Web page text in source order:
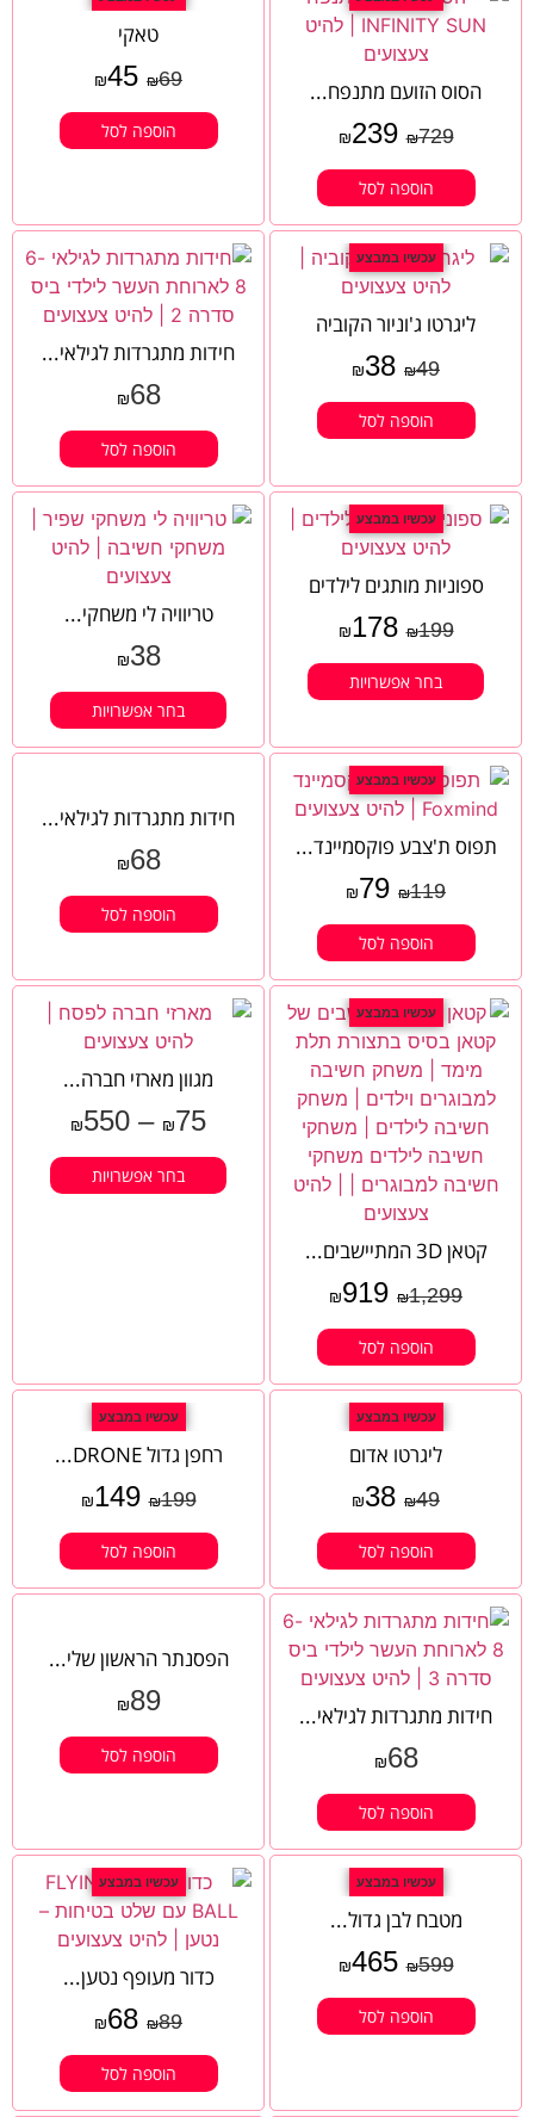
הסוס הזועם מתנפח...
₪729
₪239
הוספה לסל
טאקי
₪69
₪45
הוספה לסל
עכשיו במבצע
ליגרטו ג'וניור הקוביה
₪49
₪38
הוספה לסל
חידות מתגרדות לגילאי...
₪68
הוספה לסל
עכשיו במבצע
ספוניות מותגים לילדים
₪199
₪178
בחר אפשרויות
טריוויה לי משחקי...
₪38
בחר אפשרויות
עכשיו במבצע
תפוס ת'צבע פוקסמיינד...
₪119
₪79
הוספה לסל
חידות מתגרדות לגילאי...
₪68
הוספה לסל
עכשיו במבצע
קטאן 3D המתיישבים...
₪1,299
₪919
הוספה לסל
מגוון מארזי חברה...
₪75
–
₪550
בחר אפשרויות
עכשיו במבצע
ליגרטו אדום
₪49
₪38
הוספה לסל
עכשיו במבצע
רחפן גדול DRONE...
₪199
₪149
הוספה לסל
חידות מתגרדות לגילאי...
₪68
הוספה לסל
הפסנתר הראשון שלי...
₪89
הוספה לסל
עכשיו במבצע
מטבח לבן גדול...
₪599
₪465
הוספה לסל
עכשיו במבצע
כדור מעופף נטען...
₪89
₪68
הוספה לסל